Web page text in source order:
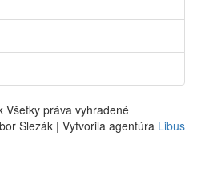
Všetky práva vyhradené
Slezák | Vytvorila agentúra Libus